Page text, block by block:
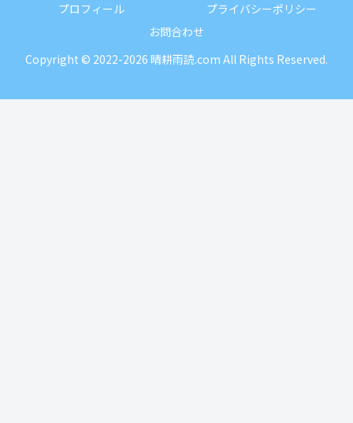
プロフィール
プライバシーポリシー
お問合わせ
Copyright © 2022-2026 晴耕雨読.com All Rights Reserved.